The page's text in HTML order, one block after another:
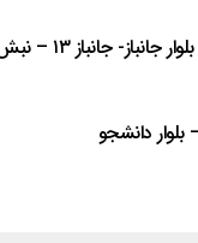
١٣ – نبش شهيد عجمی ١١
دانشجو